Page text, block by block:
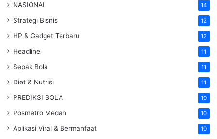
NASIONAL 14
Strategi Bisnis 12
HP & Gadget Terbaru 12
Headline 11
Sepak Bola 11
Diet & Nutrisi 11
PREDIKSI BOLA 10
Posmetro Medan 10
Aplikasi Viral & Bermanfaat 10